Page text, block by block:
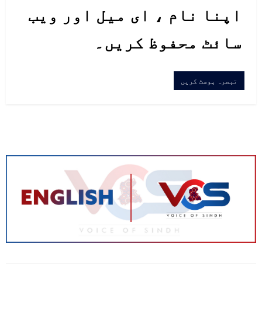
اپنا نام ، ای میل اور ویب
سائٹ محفوظ کریں۔